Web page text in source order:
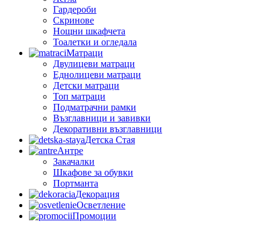
Гардероби
Скринове
Нощни шкафчета
Тоалетки и огледала
Матраци
Двулицеви матраци
Еднолицеви матраци
Детски матраци
Топ матраци
Подматрачни рамки
Възглавници и завивки
Декоративни възглавници
Детска Стая
Антре
Закачалки
Шкафове за обувки
Портманта
Декорация
Осветление
Промоции